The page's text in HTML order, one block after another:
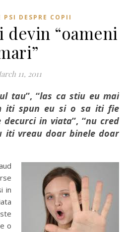
PSI DESPRE COPII
devin “oameni
11, 2011
tau”, “las ca stiu eu mai
iti spun eu si o sa iti fie
decurci in viata”, “nu cred
iti vreau doar binele doar
in
o